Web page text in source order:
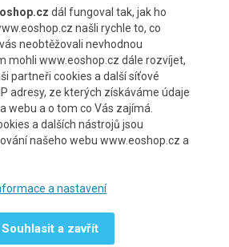
Možnosti platby
Možnosti dopravy
dál fungoval tak, jak ho
našli rychle to, co
neobtěžovali nevhodnou
mohli www.eoshop.cz dále rozvíjet,
partneři cookies a další síťové
adresy, ze kterých získáváme údaje
webu a o tom co Vás zajímá.
a dalších nástrojů jsou
našeho webu www.eoshop.cz a
a nastavení
Souhlasit a zavřít